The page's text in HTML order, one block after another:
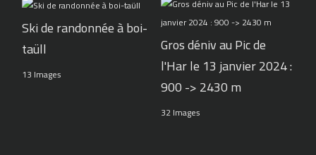
Ski de randonnée à boi-
taüll
13 Images
Gros déniv au Pic de
l'Har le 13 janvier 2024 :
900 -> 2430 m
32 Images